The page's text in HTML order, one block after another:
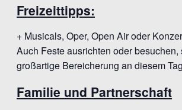
Freizeittipps:
+ Musicals, Oper, Open Air oder
Auch Feste ausrichten oder besuchen,
großartige Bereicherung an diesem
Familie und Partnerschaft